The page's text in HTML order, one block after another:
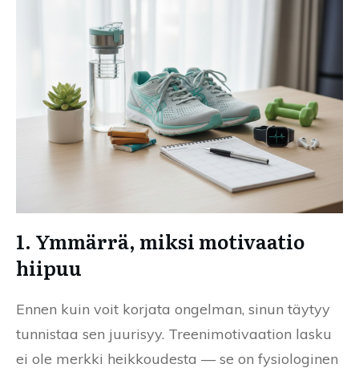
1. Ymmärrä, miksi motivaatio
hiipuu
Ennen kuin voit korjata ongelman, sinun täytyy
tunnistaa sen juurisyy. Treenimotivaation lasku
ei ole merkki heikkoudesta — se on fysiologinen